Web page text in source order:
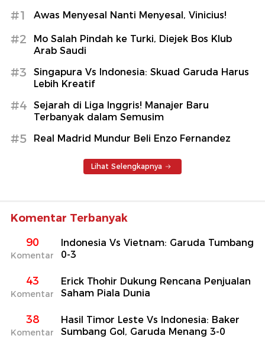
#1 Awas Menyesal Nanti Menyesal, Vinicius!
#2
Mo Salah Pindah ke Turki, Diejek Bos Klub
Arab Saudi
#3
Singapura Vs Indonesia: Skuad Garuda Harus
Lebih Kreatif
#4
Sejarah di Liga Inggris! Manajer Baru
Terbanyak dalam Semusim
#5 Real Madrid Mundur Beli Enzo Fernandez
Lihat Selengkapnya
Komentar Terbanyak
90
Komentar
Indonesia Vs Vietnam: Garuda Tumbang
0-3
43
Komentar
Erick Thohir Dukung Rencana Penjualan
Saham Piala Dunia
38
Komentar
Hasil Timor Leste Vs Indonesia: Baker
Sumbang Gol, Garuda Menang 3-0